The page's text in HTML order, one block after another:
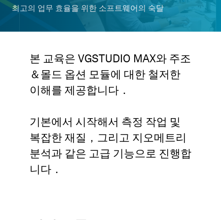
최고의 업무 효율을 위한 소프트웨어의 숙달
본 교육은 VGSTUDIO MAX와 주조
＆몰드 옵션 모듈에 대한 철저한
이해를 제공합니다．
기본에서 시작해서 측정 작업 및
복잡한 재질，그리고 지오메트리
분석과 같은 고급 기능으로 진행합
니다．